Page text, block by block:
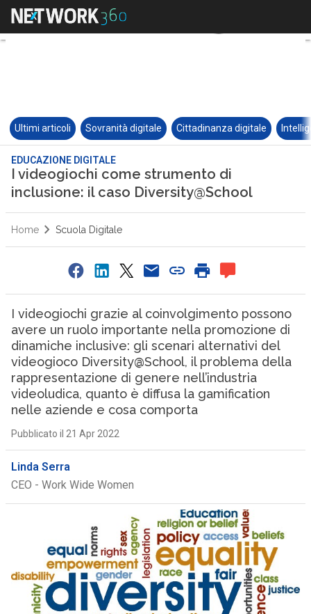
Ultimi articoli Sovranità digitale Cittadinanza digitale
EDUCAZIONE DIGITALE
I videogiochi come strumento di
inclusione: il caso Diversity@School
Home Scuola Digitale
I videogiochi grazie al coinvolgimento possono
avere un ruolo importante nella promozione di
dinamiche inclusive: gli scenari alternativi del
videogioco Diversity@School, il problema della
rappresentazione di genere nell’industria
videoludica, quanto è diffusa la gamification
nelle aziende e cosa comporta
Pubblicato il 21 Apr 2022
Linda Serra
CEO - Work Wide Women